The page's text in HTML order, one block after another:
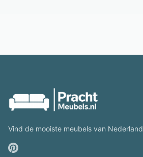
Vind de mooiste meubels van Nederland